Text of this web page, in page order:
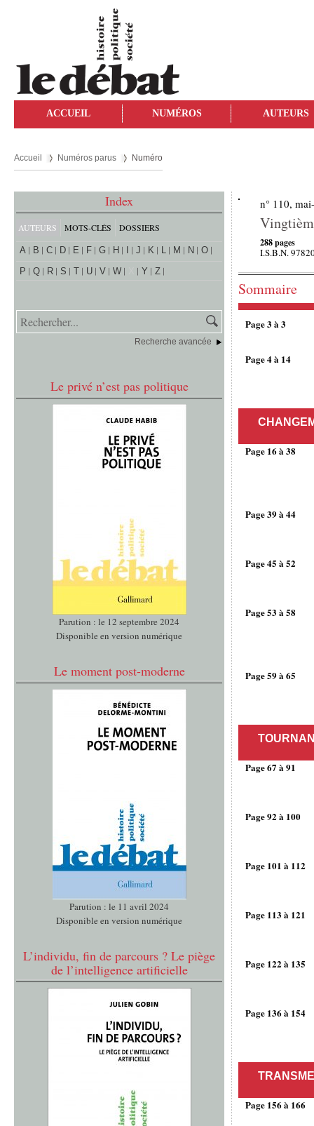
ACCUEIL NUMÉROS AUTEURS
Accueil Numéros parus Numéro
Index
AUTEURS MOTS-CLÉS DOSSIERS
A B C D E F G H J K L M N
O
P
Q R S T U V W Y Z
Recherche avancée
Le privé n’est pas politique
Parution : le 12 septembre 2024
Disponible en version numérique
Le moment post-moderne
Parution : le 11 avril 2024
Disponible en version numérique
L’individu, fin de parcours ? Le piège
de l’intelligence artificielle
n° 110,
288 pages
I.S.B.N.
Sommaire
Page 3 à 3
Page 4 à 14
Page 16 à 38
Page 39 à 44
Page 45 à 52
Page 53 à 58
Page 59 à 65
Page 67 à 91
Page 92 à 100
Page 101 à 112
Page 113 à 121
Page 122 à 135
Page 136 à 154
Page 156 à 166